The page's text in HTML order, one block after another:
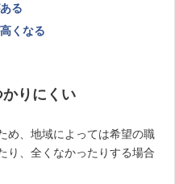
る
くなる
りにくい
め、地域によっては希望の職
り、全くなかったりする場合